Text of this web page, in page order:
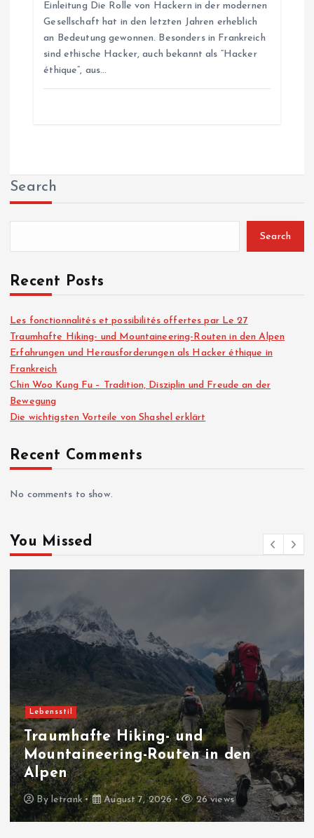
Einleitung Die Rolle von Hackern in der modernen
Gesellschaft hat in den letzten Jahren erheblich
an Bedeutung gewonnen. Besonders in Frankreich
sind ethische Hacker, auch bekannt als “Hacker
éthique”, aus…
Search
Search
Recent Posts
Les fonctionnalités et possibilités offertes par Le 27
Traumhafte Hiking- und Mountaineering-Routen in den Alpen
Erfahrungen und Herausforderungen als Hacker éthique in
Frankreich
Chin Woo Kung Fu – Tradition, Disziplin und Freude an der
Bewegung
Die wichtigsten Vorteile von Shashel erklärt
Recent Comments
No comments to show.
You Missed
Blogs
Erfahrungen und
Herausforderungen als Hacker
éthique in Frankreich
Byletrank August 6, 2026 32 views